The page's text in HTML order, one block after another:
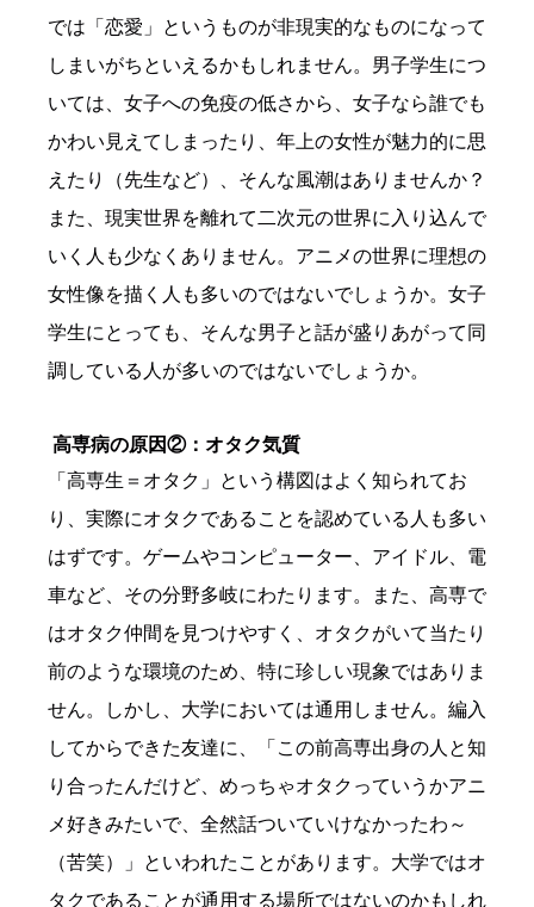
では「恋愛」というものが非現実的なものになって
しまいがちといえるかもしれません。男子学生につ
いては、女子への免疫の低さから、女子なら誰でも
かわい見えてしまったり、年上の女性が魅力的に思
えたり（先生など）、そんな風潮はありませんか？
また、現実世界を離れて二次元の世界に入り込んで
いく人も少なくありません。アニメの世界に理想の
女性像を描く人も多いのではないでしょうか。女子
学生にとっても、そんな男子と話が盛りあがって同
調している人が多いのではないでしょうか。
高専病の原因②：オタク気質
「高専生＝オタク」という構図はよく知られてお
り、実際にオタクであることを認めている人も多い
はずです。ゲームやコンピューター、アイドル、電
車など、その分野多岐にわたります。また、高専で
はオタク仲間を見つけやすく、オタクがいて当たり
前のような環境のため、特に珍しい現象ではありま
せん。しかし、大学においては通用しません。編入
してからできた友達に、「この前高専出身の人と知
り合ったんだけど、めっちゃオタクっていうかアニ
メ好きみたいで、全然話ついていけなかったわ～
（苦笑）」といわれたことがあります。大学ではオ
タクであることが通用する場所ではないのかもしれ